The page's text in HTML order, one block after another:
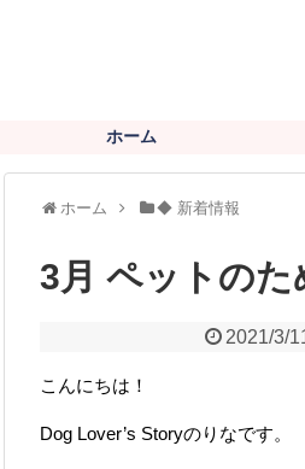
ホーム
ホーム ◆ 新着情報
3月 ペットのた
2021/3/
こんにちは！
Dog Lover’s Storyのりなです。